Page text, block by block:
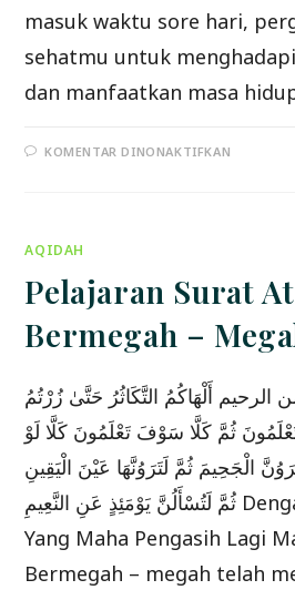
masuk waktu sore hari,
sehatmu untuk
dan manfaatkan masa
KOMENTAR DINONAKTIFKAN
AQIDAH
Pelajaran Surat
Bermegah –
الرحيم أَلْهَاكُمُ التَّكَاثُرُ حَتَّىٰ زُرْتُمُ
ثُمَّ كَلَّا سَوْفَ تَعْلَمُونَ كَلَّا لَوْ
الْجَحِيمَ ثُمَّ لَتَرَوُنَّهَا عَيْنَ الْيَقِينِ
ثُمَّ لَتُسْأَلُنَّ يَوْمَئِذٍ عَنِ النَّعِيمِ Dengan nama Allah
Yang Maha Pengasih Lagi
Bermegah – megah telah